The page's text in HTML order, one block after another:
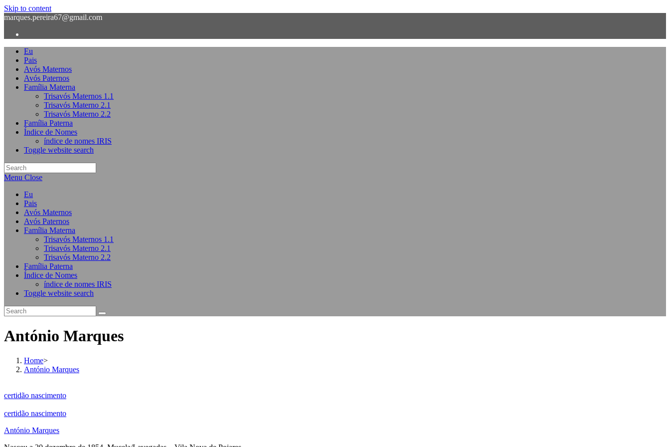
Skip to content
marques.pereira67@gmail.com
Eu
Pais
Avós Maternos
Avós Paternos
Família Materna
Trisavós Maternos 1.1
Trisavós Materno 2.1
Trisavós Materno 2.2
Família Paterna
Índice de Nomes
índice de nomes IRIS
Toggle website search
Menu Close
Eu
Pais
Avós Maternos
Avós Paternos
Família Materna
Trisavós Maternos 1.1
Trisavós Materno 2.1
Trisavós Materno 2.2
Família Paterna
Índice de Nomes
índice de nomes IRIS
Toggle website search
António Marques
Home>
António Marques
certidão nascimento
certidão nascimento
António Marques